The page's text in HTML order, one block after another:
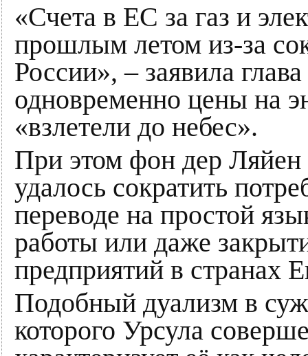
«Счета в ЕС за газ и
прошлым летом из-за
России», – заявила
одновременно цены на
«взлетели до небес».
При этом фон дер Ляйен
удалось сократить
переводе на простой
работы или даже
предприятий в странах
Подобный дуализм в
которого Урсула